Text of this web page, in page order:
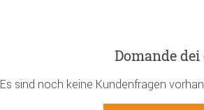
Domande
Es sind noch keine Kundenfragen